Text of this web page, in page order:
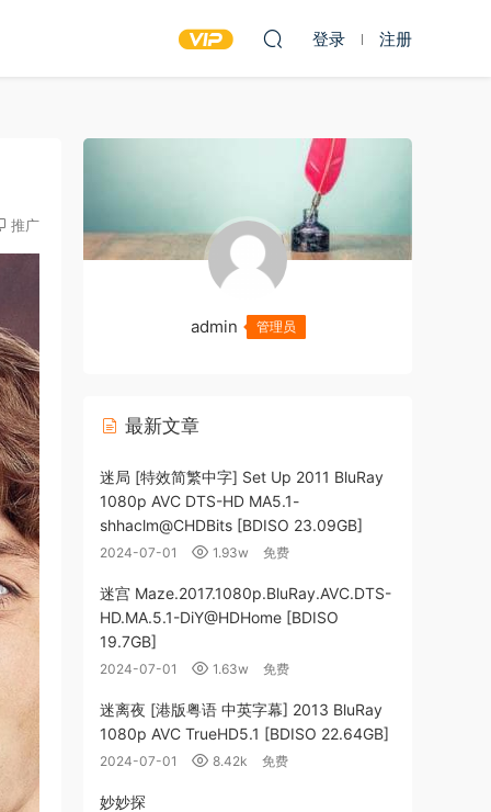
登录 注册
推广
admin 管理员
最新文章
迷局 [特效简繁中字] Set Up 2011 BluRay
1080p AVC DTS-HD MA5.1-
shhaclm@CHDBits [BDISO 23.09GB]
2024-07-01 1.93w 免费
迷宫 Maze.2017.1080p.BluRay.AVC.DTS-
HD.MA.5.1-DiY@HDHome [BDISO
19.7GB]
2024-07-01 1.63w 免费
迷离夜 [港版粤语 中英字幕] 2013 BluRay
1080p AVC TrueHD5.1 [BDISO 22.64GB]
2024-07-01 8.42k 免费
妙妙探